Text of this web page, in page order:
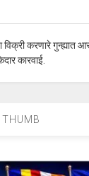
विक्री करणारे गुन्ह्यात
कारवाई.